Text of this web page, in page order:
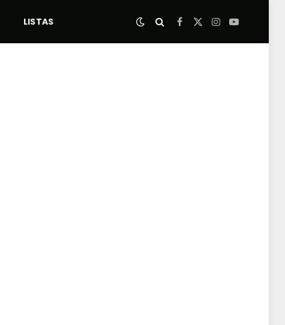
LISTAS Facebook
X
Instagram
YouTube